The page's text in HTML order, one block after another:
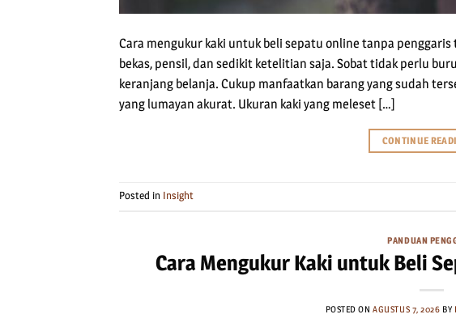
Cara mengukur kaki untuk beli sepatu online tanpa
bekas, pensil, dan sedikit ketelitian saja. Sobat tidak perlu
keranjang belanja. Cukup manfaatkan barang yang sudah
yang lumayan akurat. Ukuran kaki yang meleset […]
CONTINUE
Posted in Insight
PANDUAN
Cara Mengukur Kaki untuk Beli
POSTED ONAGUSTUS 7, 2026 BY